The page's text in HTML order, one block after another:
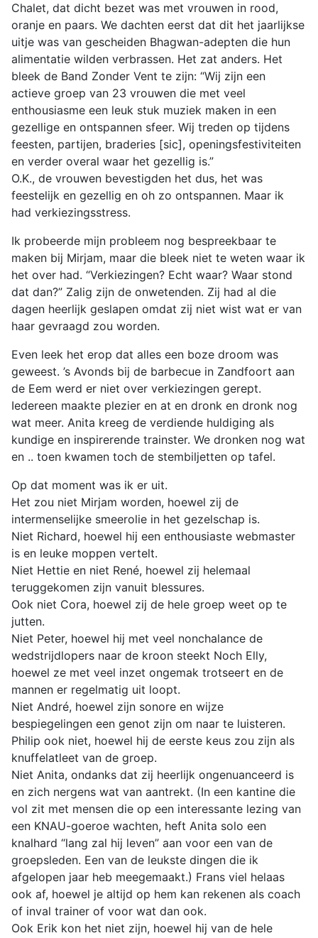
Chalet, dat dicht bezet was met vrouwen in rood,
oranje en paars. We dachten eerst dat dit het jaarlijkse
uitje was van gescheiden Bhagwan-adepten die hun
alimentatie wilden verbrassen. Het zat anders. Het
bleek de Band Zonder Vent te zijn: “Wij zijn een
actieve groep van 23 vrouwen die met veel
enthousiasme een leuk stuk muziek maken in een
gezellige en ontspannen sfeer. Wij treden op tijdens
feesten, partijen, braderies [sic], openingsfestiviteiten
en verder overal waar het gezellig is.”
O.K., de vrouwen bevestigden het dus, het was
feestelijk en gezellig en oh zo ontspannen. Maar ik
had verkiezingsstress.
Ik probeerde mijn probleem nog bespreekbaar te
maken bij Mirjam, maar die bleek niet te weten waar ik
het over had. “Verkiezingen? Echt waar? Waar stond
dat dan?” Zalig zijn de onwetenden. Zij had al die
dagen heerlijk geslapen omdat zij niet wist wat er van
haar gevraagd zou worden.
Even leek het erop dat alles een boze droom was
geweest. ’s Avonds bij de barbecue in Zandfoort aan
de Eem werd er niet over verkiezingen gerept.
Iedereen maakte plezier en at en dronk en dronk nog
wat meer. Anita kreeg de verdiende huldiging als
kundige en inspirerende trainster. We dronken nog wat
en .. toen kwamen toch de stembiljetten op tafel.
Op dat moment was ik er uit.
Het zou niet Mirjam worden, hoewel zij de
intermenselijke smeerolie in het gezelschap is.
Niet Richard, hoewel hij een enthousiaste webmaster
is en leuke moppen vertelt.
Niet Hettie en niet René, hoewel zij helemaal
teruggekomen zijn vanuit blessures.
Ook niet Cora, hoewel zij de hele groep weet op te
jutten.
Niet Peter, hoewel hij met veel nonchalance de
wedstrijdlopers naar de kroon steekt Noch Elly,
hoewel ze met veel inzet ongemak trotseert en de
mannen er regelmatig uit loopt.
Niet André, hoewel zijn sonore en wijze
bespiegelingen een genot zijn om naar te luisteren.
Philip ook niet, hoewel hij de eerste keus zou zijn als
knuffelatleet van de groep.
Niet Anita, ondanks dat zij heerlijk ongenuanceerd is
en zich nergens wat van aantrekt. (In een kantine die
vol zit met mensen die op een interessante lezing van
een KNAU-goeroe wachten, heft Anita solo een
knalhard “lang zal hij leven” aan voor een van de
groepsleden. Een van de leukste dingen die ik
afgelopen jaar heb meegemaakt.) Frans viel helaas
ook af, hoewel je altijd op hem kan rekenen als coach
of inval trainer of voor wat dan ook.
Ook Erik kon het niet zijn, hoewel hij van de hele